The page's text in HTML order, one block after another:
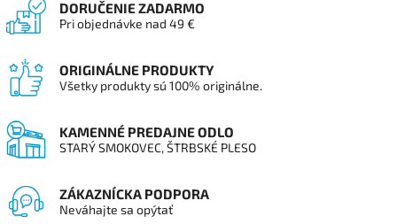
DORUČENIE ZADARMO
Pri objednávke nad 49 €
ORIGINÁLNE PRODUKTY
Všetky produkty sú 100% originálne.
KAMENNÉ PREDAJNE ODLO
STARÝ SMOKOVEC, ŠTRBSKÉ PLESO
ZÁKAZNÍCKA PODPORA
Neváhajte sa opýtať